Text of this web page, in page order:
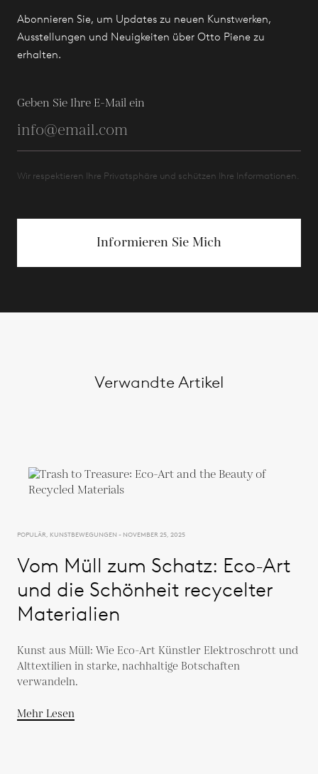
Abonnieren Sie, um Updates zu neuen Kunstwerken,
Ausstellungen und Neuigkeiten über Otto Piene zu
erhalten.
Geben Sie Ihre E-Mail ein
Wir respektieren Ihre Privatsphäre und schützen Ihre Informationen.
Informieren Sie Mich
Verwandte Artikel
POPULÄR, KUNSTBEWEGUNGEN - NOVEMBER 25, 2025
Vom Müll zum Schatz: Eco-Art
und die Schönheit recycelter
Materialien
Kunst aus Müll: Wie Eco-Art Künstler Elektroschrott und
Alttextilien in starke, nachhaltige Botschaften
verwandeln.
Mehr Lesen